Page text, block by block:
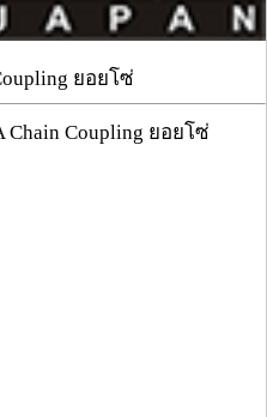
ยอยโซ่
Chain Coupling ยอยโซ่